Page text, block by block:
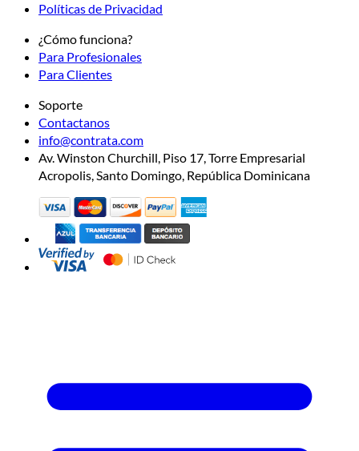
Políticas de Privacidad
¿Cómo funciona?
Para Profesionales
Para Clientes
Soporte
Contactanos
info@contrata.com
Av. Winston Churchill, Piso 17, Torre Empresarial
Acropolis, Santo Domingo, República Dominicana